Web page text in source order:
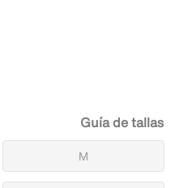
M
Guía de tallas